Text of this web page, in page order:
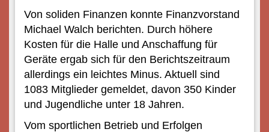
Von soliden Finanzen konnte Finanzvorstand
Michael Walch berichten. Durch höhere
Kosten für die Halle und Anschaffung für
Geräte ergab sich für den Berichtszeitraum
allerdings ein leichtes Minus. Aktuell sind
1083 Mitglieder gemeldet, davon 350 Kinder
und Jugendliche unter 18 Jahren.
Vom sportlichen Betrieb und Erfolgen